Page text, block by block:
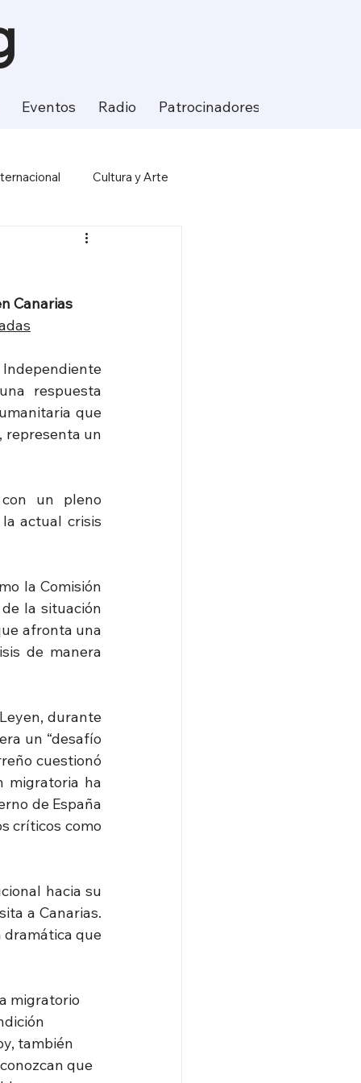
Eventos Radio Patrocinadores
Cultura y Arte
Ciencia y Tecnología
Canarias
respuesta
que
representa un
un pleno
actual crisis
la Comisión
la situación
afronta una
de manera
durante
un “desafío
cuestionó
migratoria ha
de España
críticos como
hacia su
a Canarias.
dramática que
migratorio
también
que